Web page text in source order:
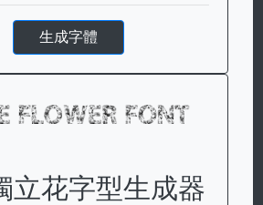
生成字體
立花字型生成器